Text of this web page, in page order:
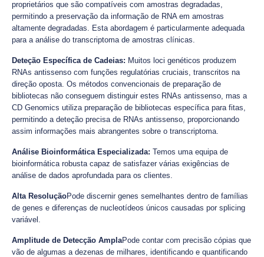
proprietários que são compatíveis com amostras degradadas,
permitindo a preservação da informação de RNA em amostras
altamente degradadas. Esta abordagem é particularmente adequada
para a análise do transcriptoma de amostras clínicas.
Deteção Específica de Cadeias: Muitos loci genéticos produzem
RNAs antissenso com funções regulatórias cruciais, transcritos na
direção oposta. Os métodos convencionais de preparação de
bibliotecas não conseguem distinguir estes RNAs antissenso, mas a
CD Genomics utiliza preparação de bibliotecas específica para fitas,
permitindo a deteção precisa de RNAs antissenso, proporcionando
assim informações mais abrangentes sobre o transcriptoma.
Análise Bioinformática Especializada: Temos uma equipa de
bioinformática robusta capaz de satisfazer várias exigências de
análise de dados aprofundada para os clientes.
Alta ResoluçãoPode discernir genes semelhantes dentro de famílias
de genes e diferenças de nucleotídeos únicos causadas por splicing
variável.
Amplitude de Detecção AmplaPode contar com precisão cópias que
vão de algumas a dezenas de milhares, identificando e quantificando